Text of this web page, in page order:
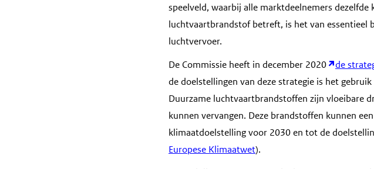
speelveld, waarbij alle marktdeelnemers
luchtvaartbrandstof betreft, is het van essentieel
luchtvervoer.
De Commissie heeft in december 2020
de
de doelstellingen van deze strategie is het
Duurzame luchtvaartbrandstoffen zijn vloeibare
kunnen vervangen. Deze brandstoffen kunnen
klimaatdoelstelling voor 2030 en tot de
Europese Klimaatwet).